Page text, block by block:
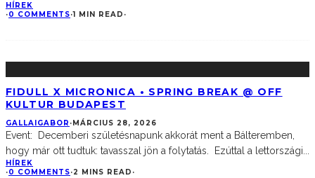
HÍREK
·0 COMMENTS·1 MIN READ ·
FIDULL X MICRONICA • SPRING BREAK @ OFF
KULTUR BUDAPEST
GALLAIGABOR · MÁRCIUS 28, 2026
Event: Decemberi születésnapunk akkorát ment a Bálteremben,
hogy már ott tudtuk: tavasszal jön a folytatás. Ezúttal a lettországi...
HÍREK
·0 COMMENTS·2 MINS READ ·